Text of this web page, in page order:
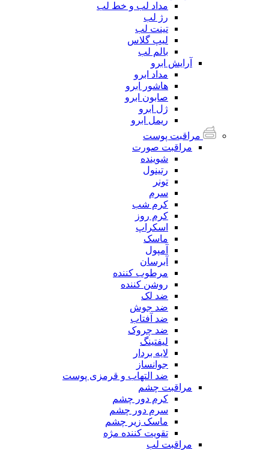
مداد لب و خط لب
رژ لب
تینت لب
لیپ گلاس
بالم لب
آرایش ابرو
مداد ابرو
هاشور ابرو
صابون ابرو
ژل ابرو
ریمل ابرو
مراقبت پوست
مراقبت صورت
شوینده
رتینول
تونر
سرم
کرم شب
کرم روز
اسکراپ
ماسک
آمپول
آبرسان
مرطوب کننده
روشن کننده
ضد لک
ضد جوش
ضد آفتاب
ضد چروک
لیفتینگ
لایه بردار
جوانساز
ضد التهاب و قرمزی پوست
مراقبت چشم
کرم دور چشم
سرم دور چشم
ماسک زیر چشم
تقویت کننده مژه
مراقبت لب